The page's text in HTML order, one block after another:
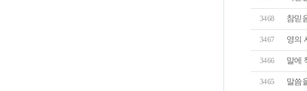
3468 참믿
3467 영의
3466 말에
3465 말씀